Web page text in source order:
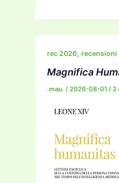
rec 2026, recensioni
Magnifica
.mau. / 2026-08-01 / 2